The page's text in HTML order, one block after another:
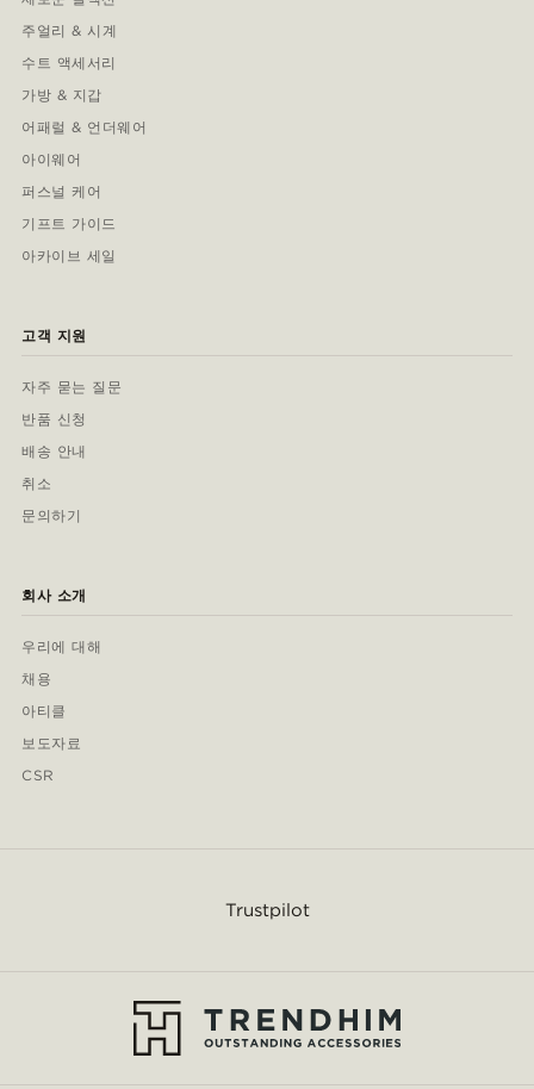
주얼리 & 시계
수트 액세서리
가방 & 지갑
어패럴 & 언더웨어
아이웨어
퍼스널 케어
기프트 가이드
아카이브 세일
고객 지원
자주 묻는 질문
반품 신청
배송 안내
취소
문의하기
회사 소개
우리에 대해
채용
아티클
보도자료
CSR
Trustpilot